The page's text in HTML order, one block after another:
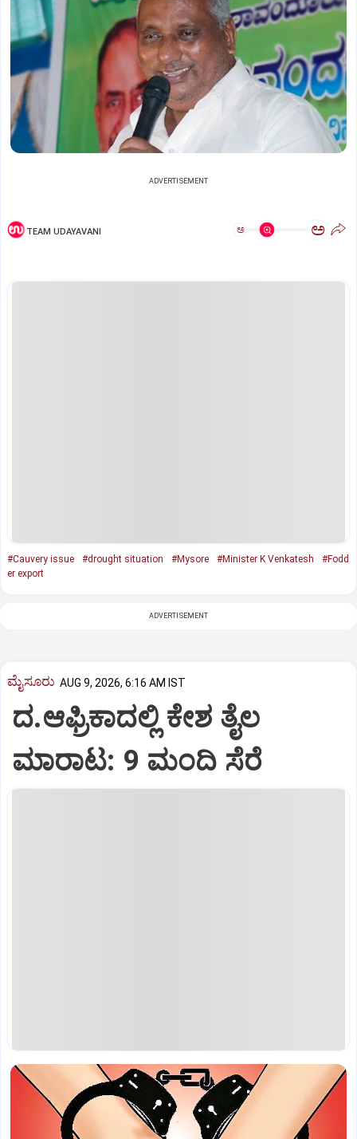
ADVERTISEMENT
TEAM UDAYAVANI ಅ ಅ
#Cauvery issue #drought situation #Mysore #Minister K Venkatesh
#Fodd
er export
ADVERTISEMENT
ಮೈಸೂರು AUG 9, 2026, 6:16 AM IST
ದ.ಆಫ್ರಿಕಾದಲ್ಲಿ ಕೇಶ ತೈಲ
ಮಾರಾಟ: 9 ಮಂದಿ ಸೆರೆ